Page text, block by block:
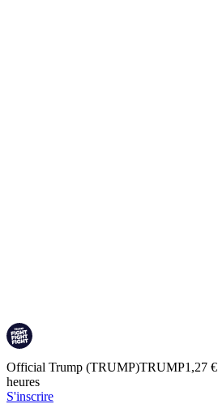
Official Trump (TRUMP)TRUMP1,27 €
heures
S'inscrire